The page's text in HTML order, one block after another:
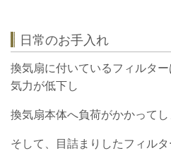
日常のお手入れ
換気扇に付いているフィルタ
気力が低下し
換気扇本体へ負荷がかかってし
そして、目詰まりしたフィル